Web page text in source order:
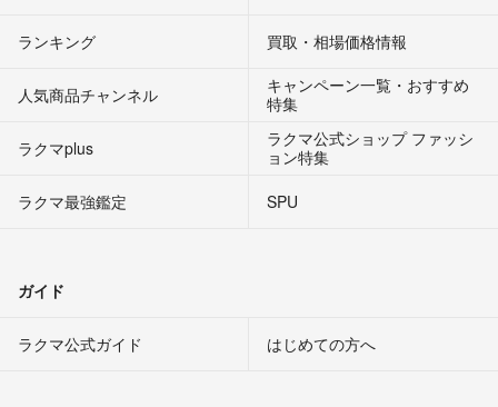
ランキング 買取・相場価格情報
人気商品チャンネル
キャンペーン一覧・おすすめ
特集
ラクマplus
ラクマ公式ショップ ファッシ
ョン特集
ラクマ最強鑑定
SPU
ガイド
ラクマ公式ガイド はじめての方へ